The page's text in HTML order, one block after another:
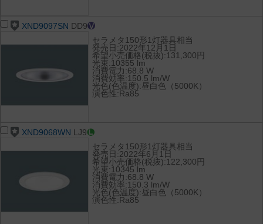
XND9097SN DD9
セラメタ150形1灯器具相当
発売日:2022年12月1日
希望小売価格(税抜):131,300円
光束:10355 lm
消費電力:68.8 W
消費効率:150.5 lm/W
光色(色温度):昼白色（5000K）
演色性:Ra85
XND9068WN LJ9
セラメタ150形1灯器具相当
発売日:2022年6月1日
希望小売価格(税抜):122,300円
光束:10345 lm
消費電力:68.8 W
消費効率:150.3 lm/W
光色(色温度):昼白色（5000K）
演色性:Ra85